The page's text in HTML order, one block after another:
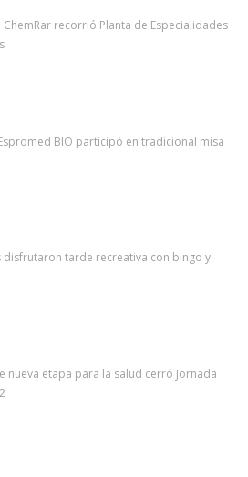
ChemRar recorrió Planta de Especialidades
BIO participó en tradicional misa
tarde recreativa con bingo y
nueva etapa para la salud cerró Jornada